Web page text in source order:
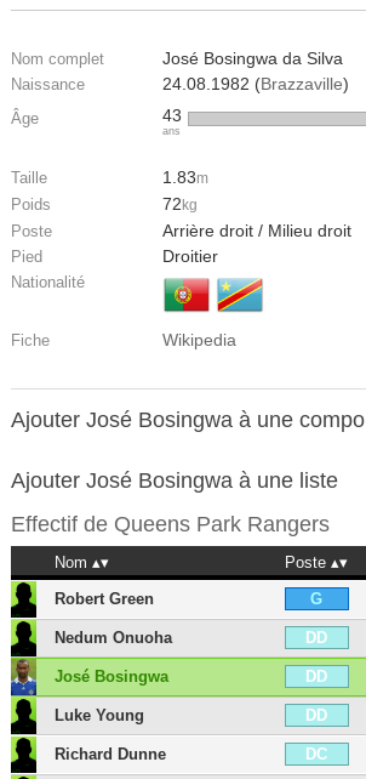
Nom complet José Bosingwa da Silva
Naissance 24.08.1982 (Brazzaville)
Âge 43
ans
Taille 1.83m
Poids 72 kg
Poste Arrière droit / Milieu droit
Pied Droitier
Nationalité
Fiche Wikipedia
Ajouter José Bosingwa à une compo
Ajouter José Bosingwa à une liste
Effectif de Queens Park Rangers
Nom Poste
Robert Green
G
Nedum Onuoha DD
José Bosingwa DD
Luke Young DD
Richard Dunne DC